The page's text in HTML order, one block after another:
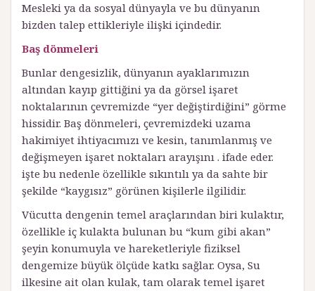
Mesleki ya da sosyal dünyayla ve bu dünyanın
bizden talep ettikleriyle ilişki içindedir.
Baş dönmeleri
Bunlar dengesizlik, dünyanın ayaklarımızın
altından kayıp gittiğini ya da görsel işaret
noktalarının çevremizde “yer değiştirdiğini” görme
hissidir. Baş dönmeleri, çevremizdeki uzama
hakimiyet ihtiyacımızı ve kesin, tanımlanmış ve
değişmeyen işaret noktaları arayışını . ifade eder.
işte bu nedenle özellikle sıkıntılı ya da sahte bir
şekilde “kaygısız” görünen kişilerle ilgilidir.
Vücutta dengenin temel araçlarından biri kulaktır,
özellikle iç kulakta bulunan bu “kum gibi akan”
şeyin konumuyla ve hareketleriyle fiziksel
dengemize büyük ölçüde katkı sağlar. Oysa, Su
ilkesine ait olan kulak, tam olarak temel işaret